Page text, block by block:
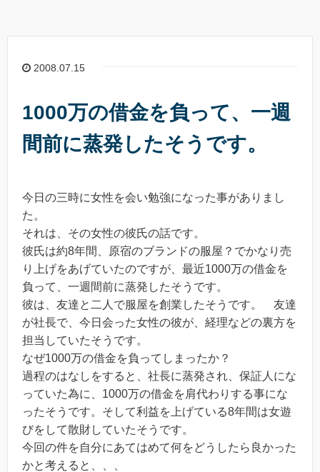
2008.07.15
1000万の借金を負って、一週
間前に蒸発したそうです。
今日の三時に女性を会い勉強になった事がありまし
た。
それは、その女性の彼氏の話です。
彼氏は約8年間、原宿のブランドの服屋？でかなり売
り上げをあげていたのですが、最近1000万の借金を
負って、一週間前に蒸発したそうです。
彼は、友達と二人で服屋を創業したそうです。 友達
が社長で、今日会った女性の彼が、経理などの裏方を
担当していたそうです。
なぜ1000万の借金を負ってしまったか？
過程のはなしをすると、社長に蒸発され、保証人にな
っていた為に、1000万の借金を肩代わりする事にな
ったそうです。そして利益を上げている8年間は女遊
びをして散財していたそうです。
今回の件を自分にあてはめて何をどうしたら良かった
かと考えると、、、